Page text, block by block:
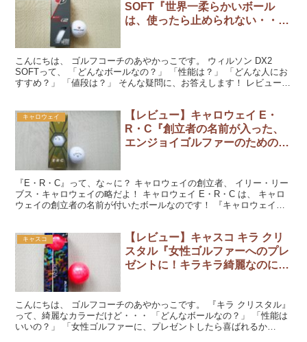
SOFT『世界一柔らかいボール
は、使ったら止められない・・・
こんにちは、 ゴルフコーチのあやかっこです。 ウィルソン DX2
SOFTって、 「どんなボールなの？」 「性能は？」 「どんな人にお
すすめ？」 「値段は？」 そんな疑問に、お答えします！ レビューを
キャロウェイ
【レビュー】キャロウェイ E・
R・C『創立者の名前が入った、
エンジョイゴルファーのためのボ
『E・R・C』って、な～に？ キャロウェイの創立者、 イリー・リー
ブス・キャロウェイの略だよ！ キャロウェイ E・R・C は、 キャロ
ウェイの創立者の名前が付いたボールなのです！ 『キャロウェイ
キャスコ
【レビュー】キャスコ キラ クリ
スタル『女性ゴルファーへのプレ
ゼントに！キラキラ綺麗なのに性
こんにちは、 ゴルフコーチのあやかっこです。 『キラ クリスタル』
って、綺麗なカラーだけど・・・ 「どんなボールなの？」 「性能は
いいの？」 「女性ゴルファーに、プレゼントしたら喜ばれるか